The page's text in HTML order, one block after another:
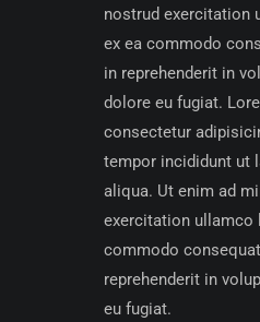
nostrud exercitation
ex ea commodo
in reprehenderit in
dolore eu fugiat.
consectetur
tempor incididunt ut
aliqua. Ut enim ad
exercitation ullamco
commodo
reprehenderit in
eu fugiat.